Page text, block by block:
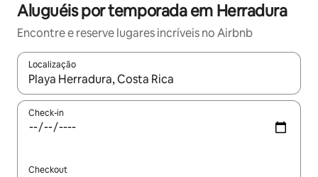
Aluguéis por temporada em Herradura
Encontre e reserve lugares incríveis no Airbnb
Localização
Quando os resultados estiverem disponíveis, explore-os
Check-in
Checkout